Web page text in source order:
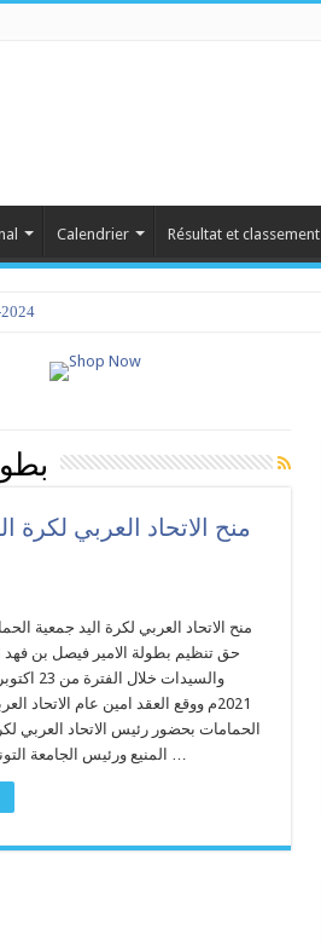
Calendrier Résultat et classement
منح الاتحاد العربي
منح الاتحاد العربي لكرة اليد جمعية
حق تنظيم بطولة الامير فيصل بن فهد
2021م ووقع العقد امين عام الاتحاد
الحمامات بحضور رئيس الاتحاد العربي
المنيع ورئيس الجامعة التونسية لكرة اليد …